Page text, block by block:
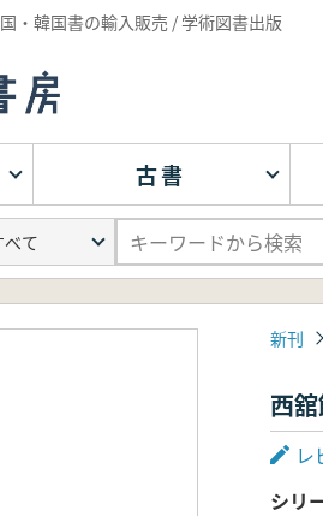
・韓国書の輸入販売 / 学術図書出版
古書
新刊
西
レ
シリ